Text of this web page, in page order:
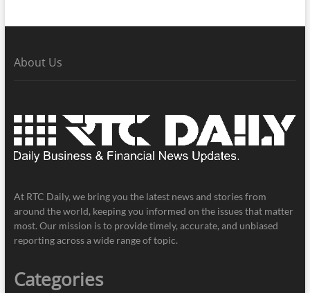
About Us
At RTC Daily, we bring you the latest news and stories from
around the world, keeping you informed on the issues that matter
most. Our mission is to provide timely, accurate, and unbiased
reporting across a wide range of topic.
Categories